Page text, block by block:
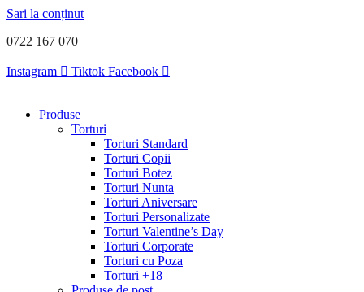
Sari la conținut
0722 167 070
Instagram Tiktok Facebook
Produse
Torturi
Torturi Standard
Torturi Copii
Torturi Botez
Torturi Nunta
Torturi Aniversare
Torturi Personalizate
Torturi Valentine’s Day
Torturi Corporate
Torturi cu Poza
Torturi +18